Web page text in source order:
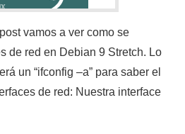
vamos a ver como se
de red en Debian 9 Stretch. Lo
un “ifconfig –a” para saber el
de red: Nuestra interface